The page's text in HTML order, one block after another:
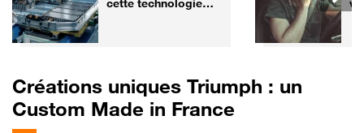
cette technologie
Créations uniques Triumph : un
Custom Made in France